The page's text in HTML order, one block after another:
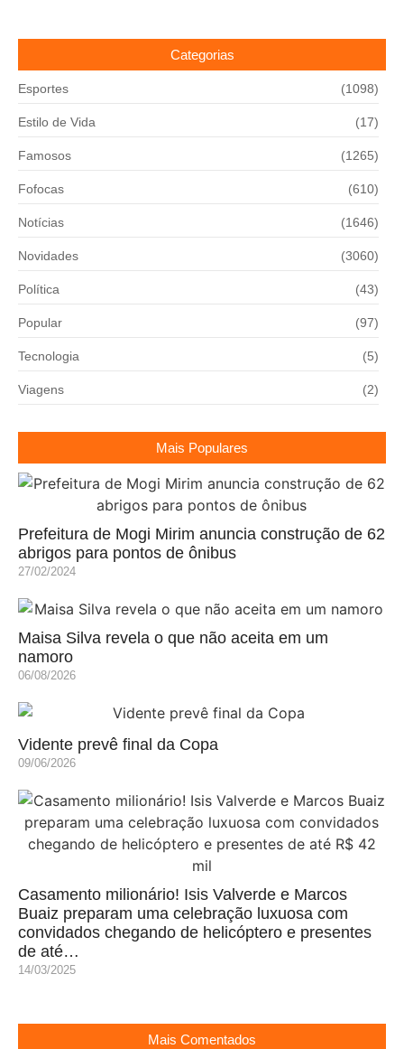
Mais Populares
Prefeitura de Mogi Mirim anuncia construção de 62
abrigos para pontos de ônibus
27/02/2024
Maisa Silva revela o que não aceita em um
namoro
06/08/2026
Vidente prevê final da Copa
09/06/2026
Casamento milionário! Isis Valverde e Marcos
Buaiz preparam uma celebração luxuosa com
convidados chegando de helicóptero e presentes
de até…
14/03/2025
Mais Comentados
Categorias
Esportes (1098)
Estilo de Vida (17)
Famosos (1265)
Fofocas (610)
Notícias (1646)
Novidades (3060)
Política (43)
Popular (97)
Tecnologia (5)
Viagens (2)